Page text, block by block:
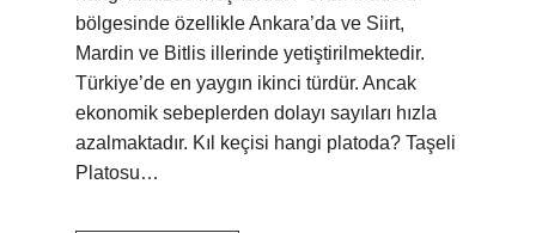
bölgesinde özellikle Ankara’da ve Siirt,
Mardin ve Bitlis illerinde yetiştirilmektedir.
Türkiye’de en yaygın ikinci türdür. Ancak
ekonomik sebeplerden dolayı sayıları hızla
azalmaktadır. Kıl keçisi hangi platoda? Taşeli
Platosu…